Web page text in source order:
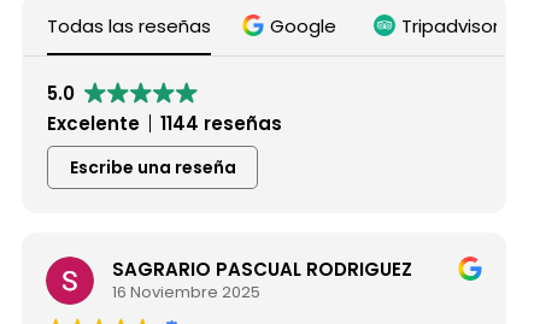
Todas las reseñas Google Tripadvisor
5.0
Excelente
1144 reseñas
Escribe una reseña
SAGRARIO PASCUAL RODRIGUEZ
16 Noviembre 2025